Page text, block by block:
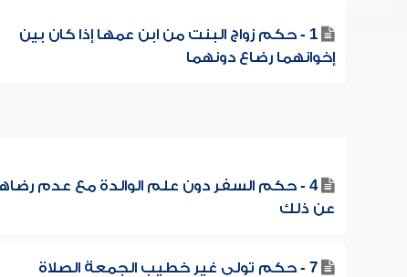
1 - حكم زواج البنت من ابن عمها إذا كان بين
إخوانهما رضاع دونهما
4 - حكم السفر دون علم الوالدة مع عدم
عن ذلك
7 - حكم تولي غير خطيب الجمعة الصلاة